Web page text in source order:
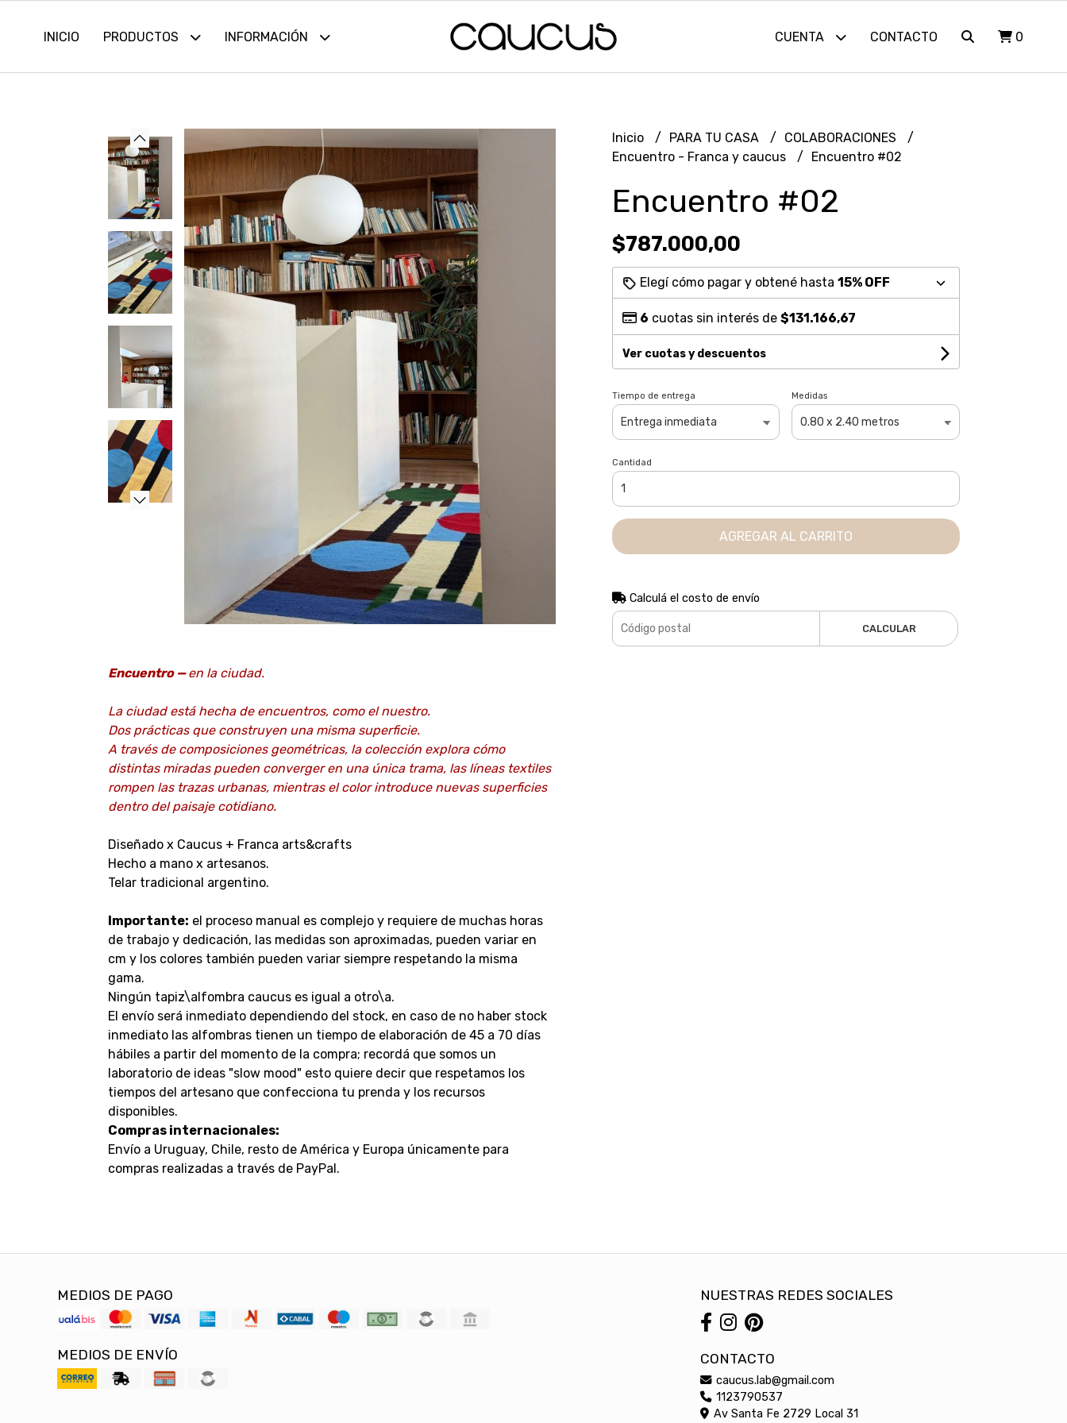
INICIO PRODUCTOS INFORMACIÓN CUENTA CONTACTO 0
Encuentro —en la ciudad.
La ciudad está hecha de encuentros, como el nuestro.
Dos prácticas que construyen una misma superficie.
A través de composiciones geométricas, la colección explora cómo
distintas miradas pueden converger en una única trama, las líneas textiles
rompenlas trazas urbanas, mientras el color introduce nuevas superficies
dentro del paisaje cotidiano.
Diseñado x Caucus + Franca arts&crafts
Hecho a mano x artesanos.
Telar tradicional argentino.
Importante: el proceso manual es complejo y requiere de muchas horas
de trabajo y dedicación, las medidas son aproximadas, pueden variar en
cm y los colores también pueden variar siempre respetando la misma
gama.
Ningún tapiz\alfombra caucus es igual a otro\a.
El envío será inmediato dependiendo del stock, en caso de no haber stock
inmediato las alfombras tienen un tiempo de elaboración de 45 a 70 días
hábiles a partir del momento de la compra; recordá que somos un
laboratorio de ideas "slow mood" esto quiere decir que respetamos los
tiempos del artesano que confecciona tu prenda y los recursos
disponibles.
Compras internacionales:
Envío a Uruguay, Chile, resto de América y Europa únicamente para
compras realizadas a través de PayPal.
Inicio PARA TU CASA
COLABORACIONES
Encuentro - Franca y caucus
Encuentro #02
Encuentro #02
$787.000,00
Elegí cómo pagar y obtené hasta 15% OFF
6 cuotas sin interés de $131.166,67
Ver cuotas y descuentos
Tiempo de entrega Medidas
Cantidad
AGREGAR AL CARRITO
Calculá el costo de envío
CALCULAR
MEDIOS DE PAGO
MEDIOS DE ENVÍO
NUESTRAS REDES SOCIALES
CONTACTO
caucus.lab@gmail.com
1123790537
Av Santa Fe 2729 Local 31